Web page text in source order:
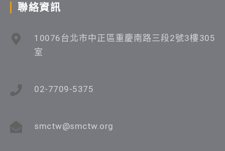
聯絡資訊
10076台北市中正區重慶南路三段2號3樓305
室
02-7709-5375
smctw@smctw.org